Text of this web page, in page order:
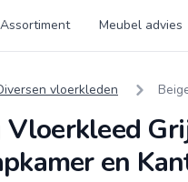
Meubel advies
vloerkleden
Vloerkleed
en